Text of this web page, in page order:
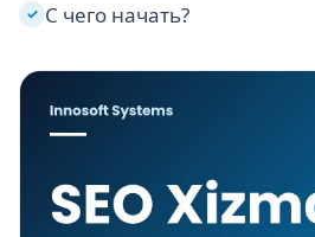
✓ С чего начать?